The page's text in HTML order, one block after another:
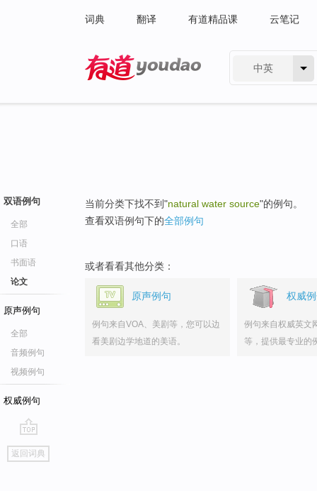
词典 翻译 有道精品课 云笔记
中英
双语例句
全部
口语
书面语
论文
原声例句
全部
音频例句
视频例句
权威例句
go
top
返回词典
当前分类下找不到"natural water source"的例句。
查看双语例句下的全部例句
或者看看其他分类：
原声例句
例句来自VOA、美剧等，您可以边
看美剧边学地道的美语。
权威
例句来自权威英文
等，提供最专业的